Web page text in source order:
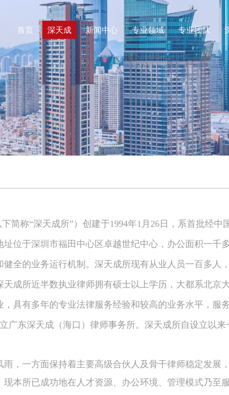
首页 深天成 新闻中心 专业领域 专业团队
简称“深天成所”）创建于1994年1月26日，系首批经
位于深圳市福田中心区卓越世纪中心，办公面积一千
全的业务运行机制。深天成所现有从业人员一百多人
成所近半数执业律师拥有硕士以上学历，大都系北京
具有多年的专业法律服务经验和较高的业务水平，服
广东深天成（海口）律师事务所。深天成所自设立以
，一方面保持着主要高级合伙人及骨干律师稳定发展
本所已成功地在人才资源、办公环境、管理模式乃至